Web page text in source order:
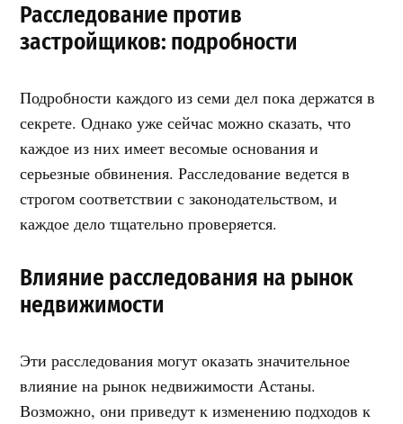
Расследование против
застройщиков: подробности
Подробности каждого из семи дел пока держатся в
секрете. Однако уже сейчас можно сказать, что
каждое из них имеет весомые основания и
серьезные обвинения. Расследование ведется в
строгом соответствии с законодательством, и
каждое дело тщательно проверяется.
Влияние расследования на рынок
недвижимости
Эти расследования могут оказать значительное
влияние на рынок недвижимости Астаны.
Возможно, они приведут к изменению подходов к